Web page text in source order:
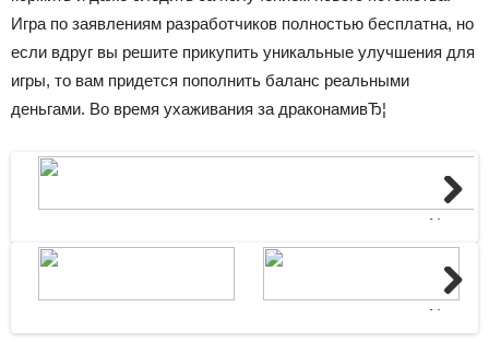
Игра по заявлениям разработчиков полностью бесплатна, но
если вдруг вы решите прикупить уникальные улучшения для
игры, то вам придется пополнить баланс реальными
деньгами. Во время ухаживания за драконамивЂ¦
Next
Next